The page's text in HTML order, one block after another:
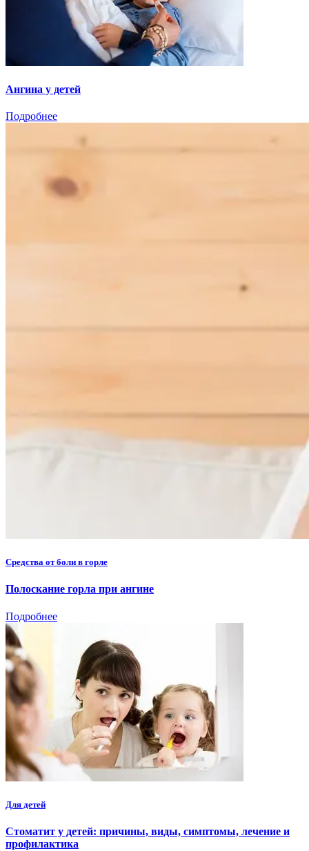
Ангина у детей
Подробнее
Средства от боли в горле
Полоскание горла при ангине
Подробнее
Для детей
Стоматит у детей: причины, виды, симптомы, лечение и
профилактика